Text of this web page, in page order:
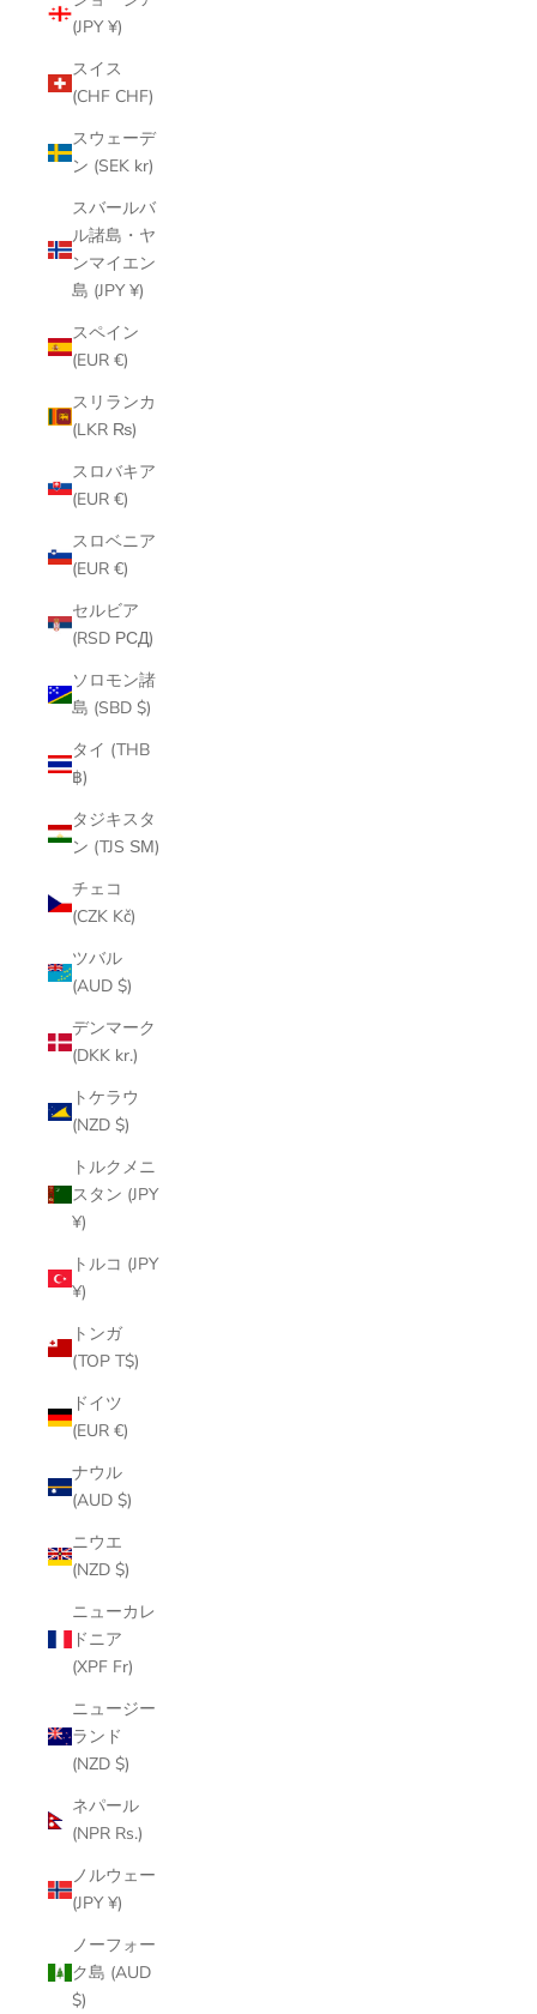
(JPY ¥)
スイス
(CHF CHF)
スウェーデ
ン (SEK kr)
スバールバ
ル諸島・ヤ
ンマイエン
島 (JPY ¥)
スペイン
(EUR €)
スリランカ
(LKR ₨)
スロバキア
(EUR €)
スロベニア
(EUR €)
セルビア
(RSD РСД)
ソロモン諸
島 (SBD $)
タイ (THB
฿)
タジキスタ
ン (TJS ЅМ)
チェコ
(CZK Kč)
ツバル
(AUD $)
デンマーク
(DKK kr.)
トケラウ
(NZD $)
トルクメニ
スタン (JPY
¥)
トルコ (JPY
¥)
トンガ
(TOP T$)
ドイツ
(EUR €)
ナウル
(AUD $)
ニウエ
(NZD $)
ニューカレ
ドニア
(XPF Fr)
ニュージー
ランド
(NZD $)
ネパール
(NPR Rs.)
ノルウェー
(JPY ¥)
ノーフォー
ク島 (AUD
$)